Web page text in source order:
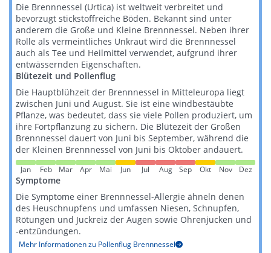
Die Brennnessel (Urtica) ist weltweit verbreitet und
bevorzugt stickstoffreiche Böden. Bekannt sind unter
anderem die Große und Kleine Brennnessel. Neben ihrer
Rolle als vermeintliches Unkraut wird die Brennnessel
auch als Tee und Heilmittel verwendet, aufgrund ihrer
entwässernden Eigenschaften​​.
Blütezeit und Pollenflug
Die Hauptblühzeit der Brennnessel in Mitteleuropa liegt
zwischen Juni und August. Sie ist eine windbestäubte
Pflanze, was bedeutet, dass sie viele Pollen produziert, um
ihre Fortpflanzung zu sichern. Die Blütezeit der Großen
Brennnessel dauert von Juni bis September, während die
der Kleinen Brennnessel von Juni bis Oktober andauert​​​​.
Jan Feb Mar Apr Mai Jun Jul Aug Sep Okt Nov Dez
Symptome
Die Symptome einer Brennnessel-Allergie ähneln denen
des Heuschnupfens und umfassen Niesen, Schnupfen,
Rötungen und Juckreiz der Augen sowie Ohrenjucken und
-entzündungen​​​​.
Mehr Informationen zu Pollenflug Brennnessel